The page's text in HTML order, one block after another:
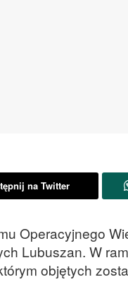
na Twitter
Operacyjnego
Lubuszan. W
objętych